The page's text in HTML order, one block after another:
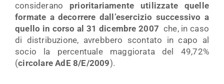
considerano prioritariamente utilizzate quelle
formate a decorrere dall’esercizio successivo a
quello in corso al 31 dicembre 2007 che, in caso
di distribuzione, avrebbero scontato in capo al
socio la percentuale maggiorata del 49,72%
(circolare AdE 8/E/2009).